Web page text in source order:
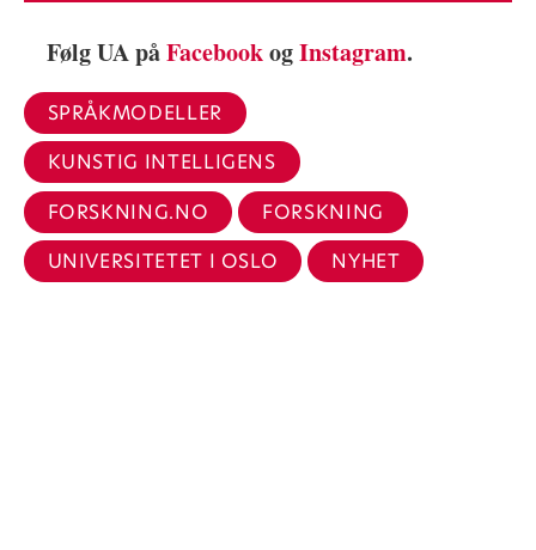
Følg UA påFacebookogInstagram.
SPRÅKMODELLER
KUNSTIG INTELLIGENS
FORSKNING.NO
FORSKNING
UNIVERSITETET I OSLO
NYHET